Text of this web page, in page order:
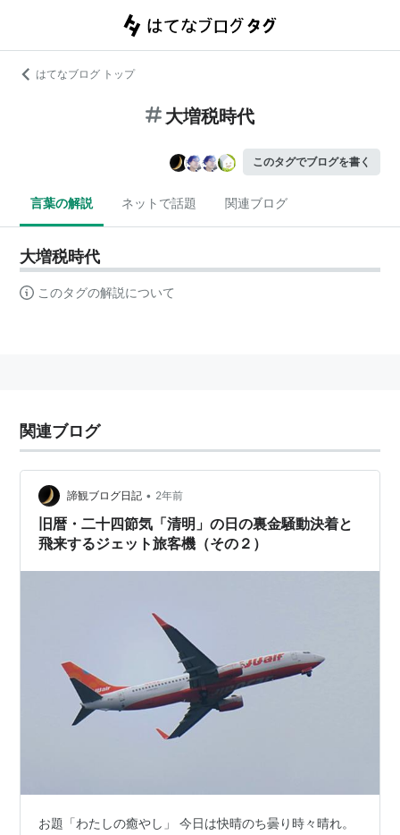
はてなブログ トップ
大増税時代
このタグでブログを書く
言葉の解説 ネットで話題 関連ブログ
大増税時代
このタグの解説について
関連ブログ
諦観ブログ日記 • 2年前
旧暦・二十四節気「清明」の日の裏金騒動決着と
飛来するジェット旅客機（その２）
お題「わたしの癒やし」 今日は快晴のち曇り時々晴れ。